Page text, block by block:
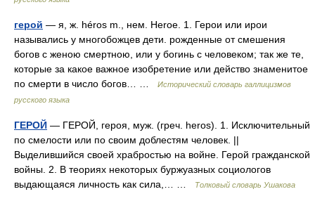
герой — я, ж. héros m., нем. Heroe. 1. Герои или ирои
назывались у многобожцев дети. рожденные от смешения
богов с женою смертною, или у богинь с человеком; так же те,
которые за какое важное изобретение или действо знаменитое
по смерти в число богов… …
Исторический словарь галлицизмов
русского языка
ГЕРОЙ — ГЕРОЙ, героя, муж. (греч. heros). 1. Исключительный
по смелости или по своим доблестям человек. ||
Выделившийся своей храбростью на войне. Герой гражданской
войны. 2. В теориях некоторых буржуазных социологов
выдающаяся личность как сила,… …
Толковый словарь Ушакова